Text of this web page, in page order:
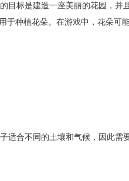
标是建造一座美丽的花园，并
于种植花朵。在游戏中，花朵可
合不同的土壤和气候，因此需